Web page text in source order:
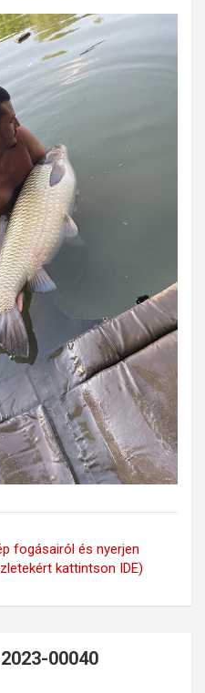
fogásairól és nyerjen
kattintson IDE)
00040